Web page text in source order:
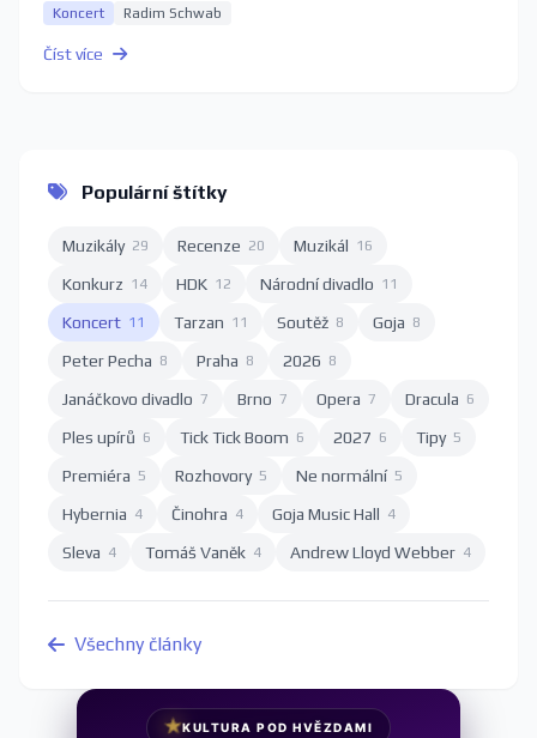
Koncert Radim Schwab
Číst více
Populární štítky
Muzikály 29 Recenze 20 Muzikál 16
Konkurz 14 HDK 12 Národní divadlo 11
Koncert 11 Tarzan 11 Soutěž 8 Goja 8
Peter Pecha 8 Praha 8 2026 8
Janáčkovo divadlo 7 Brno 7 Opera 7 Dracula 6
Ples upírů 6 Tick Tick Boom 6 2027 6 Tipy 5
Premiéra 5 Rozhovory 5 Ne normální 5
Hybernia 4 Činohra 4 Goja Music Hall 4
Sleva 4 Tomáš Vaněk 4 Andrew Lloyd Webber 4
Všechny články
★KULTURA POD HVĚZDAMI